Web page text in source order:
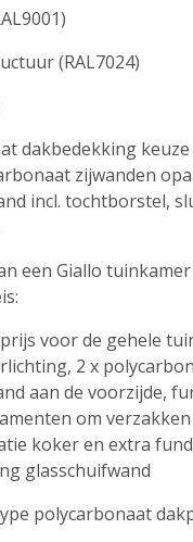
(RAL7024)
dakbedekking
incl. tochtborstel,
een Giallo
voor de gehele
2 x
aan de voorzijde,
om
koker en extra
glasschuifwand
polycarbonaat